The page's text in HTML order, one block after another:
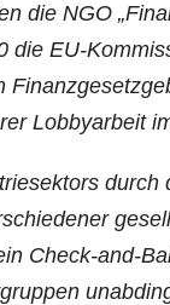
die NGO
die EU-
Lob­by­ar­beit
Check-and-